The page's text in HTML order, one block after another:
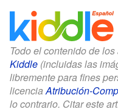
Todo el contenido de
Kiddle (incluidas las
libremente para fines
licenciaAtribución-
lo contrario. Citar este